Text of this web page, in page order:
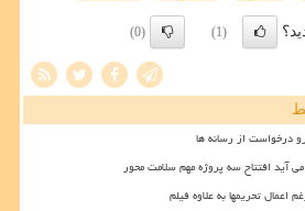
(1)
(0)
درخواست از رسانه ها
آید افتتاح سه پروژه مهم سلامت محور
تحریمها به علاوه فیلم